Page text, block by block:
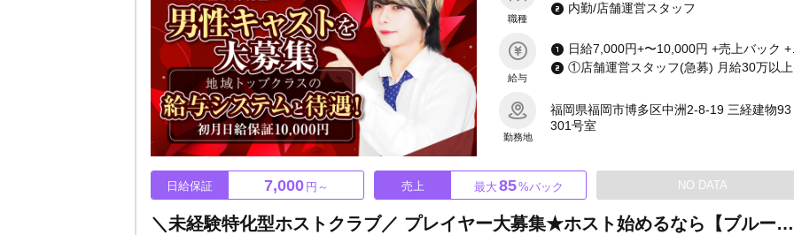
職種
内勤/店舗運営スタッフ
給与
日給7,000円+〜10,000
勤務地
福岡県福岡市博多区中洲2-8-19 三経建物93
301号室
日給保証 7,000 円～ 売上 最大85%バック NO DATA
＼未経験特化型ホストクラブ／ プレイヤー大募集★ホスト始めるなら【ブルーフレイム】▶人気プレイヤー輩出実績あり！地域トップクラスの給与システムと待遇です！！